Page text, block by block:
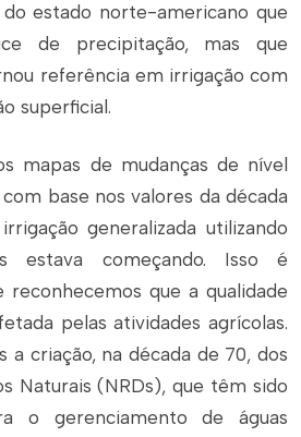
do estado norte-americano que
de precipitação, mas que
referência em irrigação com
superficial.
mapas de mudanças de nível
base nos valores da década
generalizada utilizando
estava começando. Isso é
reconhecemos que a qualidade
pelas atividades agrícolas.
a criação, na década de 70, dos
Naturais (NRDs), que têm sido
o gerenciamento de águas